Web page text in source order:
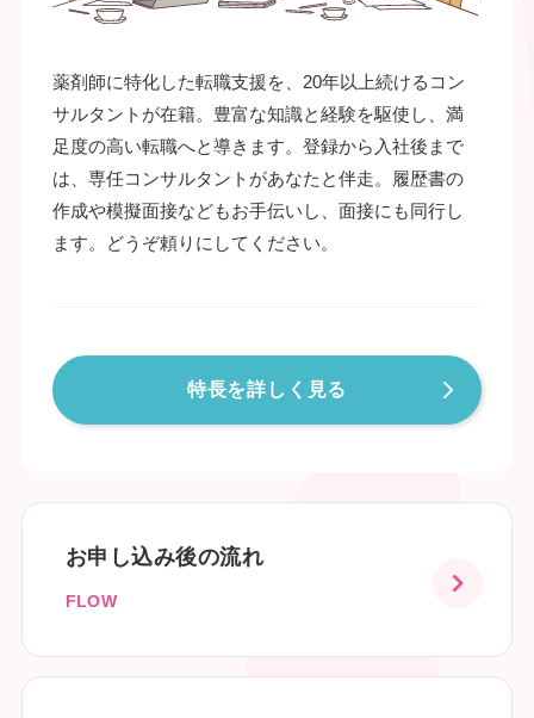
薬剤師に特化した転職支援を、20年以上続けるコン
サルタントが在籍。豊富な知識と経験を駆使し、満
足度の高い転職へと導きます。登録から入社後まで
は、専任コンサルタントがあなたと伴走。履歴書の
作成や模擬面接などもお手伝いし、面接にも同行し
ます。どうぞ頼りにしてください。
特長を詳しく見る
お申し込み後の流れ
FLOW